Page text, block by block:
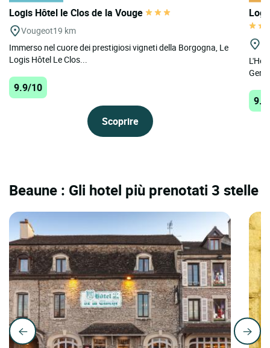
Logis Hôtel le Clos de la Vouge
Vougeot19 km
Immerso nel cuore dei prestigiosi vigneti della Borgogna, Le
Logis Hôtel Le Clos...
9.9/10
Scoprire
Beaune : Gli hotel più prenotati 3 stelle